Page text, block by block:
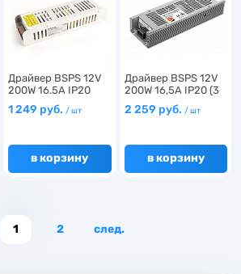
Драйвер BSPS 12V
200W 16.5A IP20
1 249 руб./ шт
в корзину
Драйвер BSPS 12V
200W 16,5A IP20 (3
2 259 руб. / шт
в корзину
1 2 след.